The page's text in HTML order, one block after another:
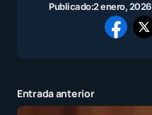
Publicado:2 enero, 2026
Entrada anterior